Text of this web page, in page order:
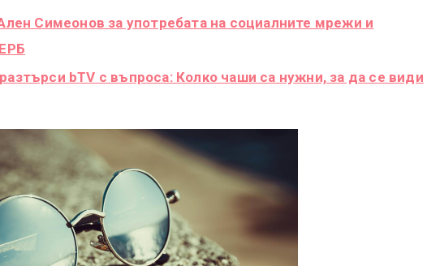
Симеонов за употребата на социалните мрежи и
bTV с въпроса: Колко чаши са нужни, за да се види